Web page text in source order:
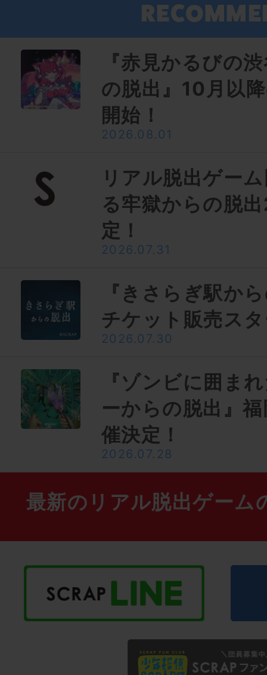
『赤見かるびの
の脱出』10月以
開始！
2026.08.01
リアル脱出ゲー
る牢獄からの脱
定！
2026.07.31
『きさらぎ駅か
チケット販売ス
2026.07.30
『ゾンビに囲ま
ーからの脱出』
催決定！
2026.07.28
最新のリアル脱出ゲーム